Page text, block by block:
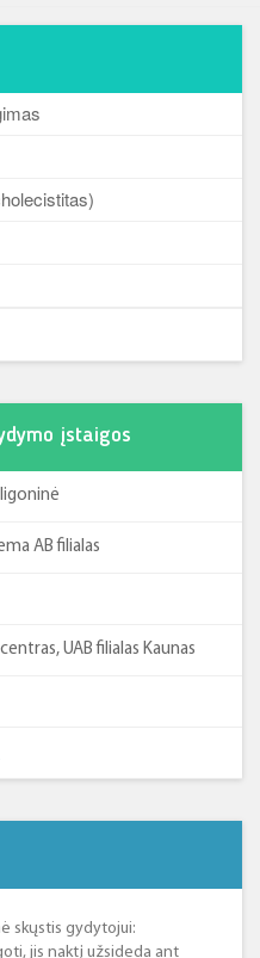
įstaigos
AB filialas
UAB filialas Kaunas
skųstis gydytojui:
jis naktį užsideda ant